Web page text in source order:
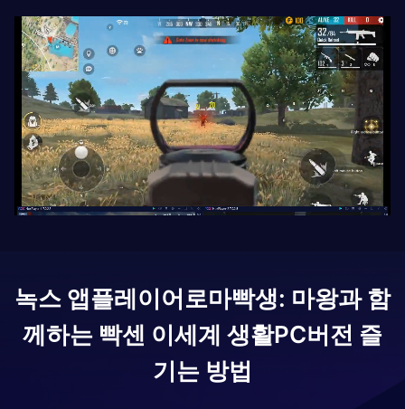
녹스 앱플레이어로마빡생: 마왕과 함
께하는 빡센 이세계 생활PC버전 즐
기는 방법